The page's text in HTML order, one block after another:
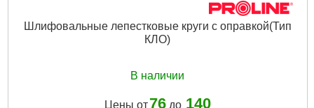
Шлифовальные лепестковые круги с оправкой(Тип
КЛО)
В наличии
Цены от 76до 140